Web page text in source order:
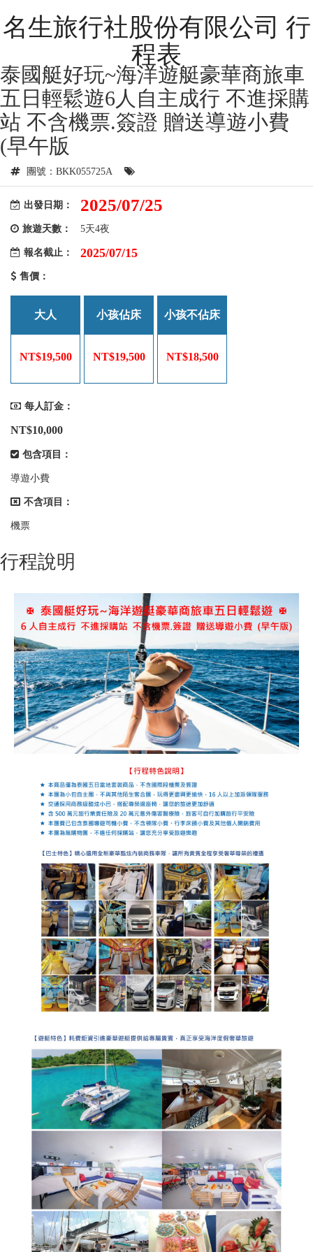
名生旅行社股份有限公司 行
程表
泰國艇好玩~海洋遊艇豪華商旅車
五日輕鬆遊6人自主成行 不進採購
站 不含機票.簽證 贈送導遊小費
(早午版
團號：BKK055725A
出發日期： 2025/07/25
旅遊天數： 5天4夜
報名截止： 2025/07/15
售價：
大人
NT$19,500
小孩佔床
NT$19,500
小孩不佔床
NT$18,500
每人訂金：
NT$10,000
包含項目：
導遊小費
不含項目：
機票
行程說明